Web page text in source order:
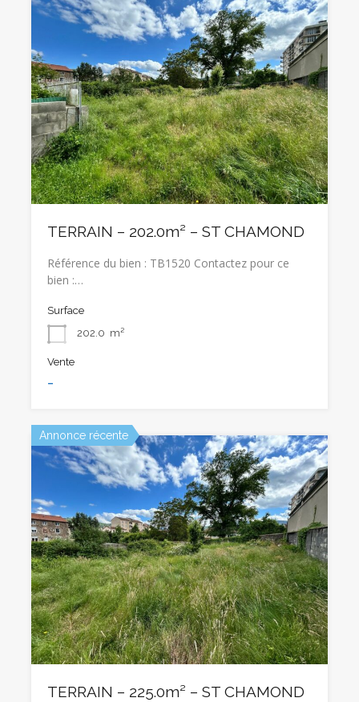
TERRAIN – 202.0m² – ST CHAMOND
Référence du bien : TB1520 Contactez pour ce
bien :…
Surface
202.0 m²
Vente
-
Annonce récente
TERRAIN – 225.0m² – ST CHAMOND